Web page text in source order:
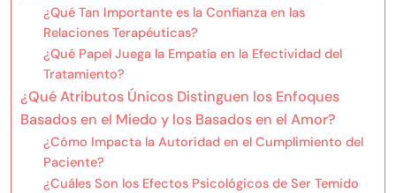
¿Qué Tan Importante es la Confianza en las
Relaciones Terapéuticas?
¿Qué Papel Juega la Empatía en la Efectividad del
Tratamiento?
¿Qué Atributos Únicos Distinguen los Enfoques
Basados en el Miedo y los Basados en el Amor?
¿Cómo Impacta la Autoridad en el Cumplimiento del
Paciente?
¿Cuáles Son los Efectos Psicológicos de Ser Temido